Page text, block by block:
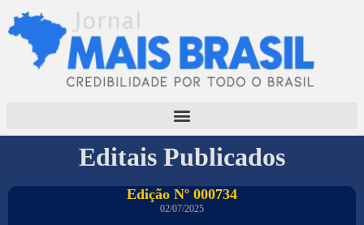
Editais Publicados
Edição Nº 000734
02/07/2025